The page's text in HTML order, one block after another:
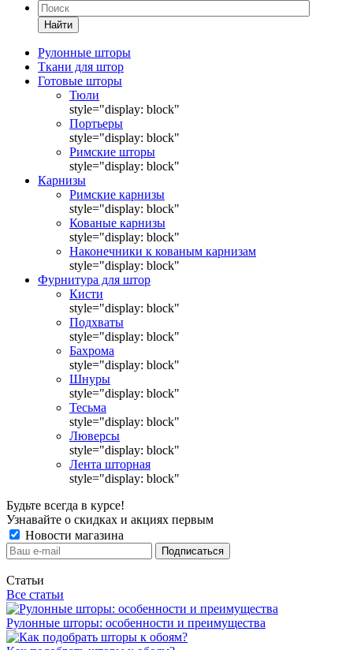
Найти
Рулонные шторы
Ткани для штор
Готовые шторы
Тюли
style="display: block"
Портьеры
style="display: block"
Римские шторы
style="display: block"
Карнизы
Римские карнизы
style="display: block"
Кованые карнизы
style="display: block"
Наконечники к кованым карнизам
style="display: block"
Фурнитура для штор
Кисти
style="display: block"
Подхваты
style="display: block"
Бахрома
style="display: block"
Шнуры
style="display: block"
Тесьма
style="display: block"
Люверсы
style="display: block"
Лента шторная
style="display: block"
Будьте всегда в курсе!
Узнавайте о скидках и акциях первым
Новости магазина
Статьи
Все статьи
Рулонные шторы: особенности и преимущества